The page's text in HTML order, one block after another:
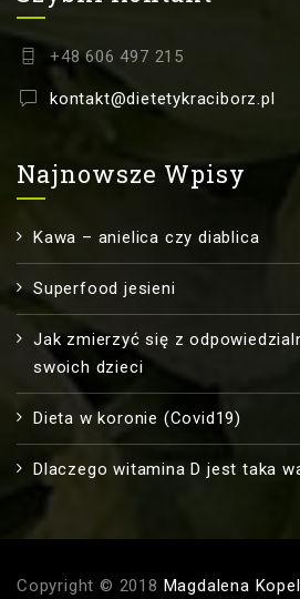
+48 606 497 215
kontakt@dietetykraciborz.pl
Najnowsze Wpisy
Kawa – anielica czy diablica
Superfood jesieni
Jak zmierzyć się z
swoich dzieci
Dieta w koronie (Covid19)
Dlaczego witamina D jest taka
Copyright © 2018 Magdalena